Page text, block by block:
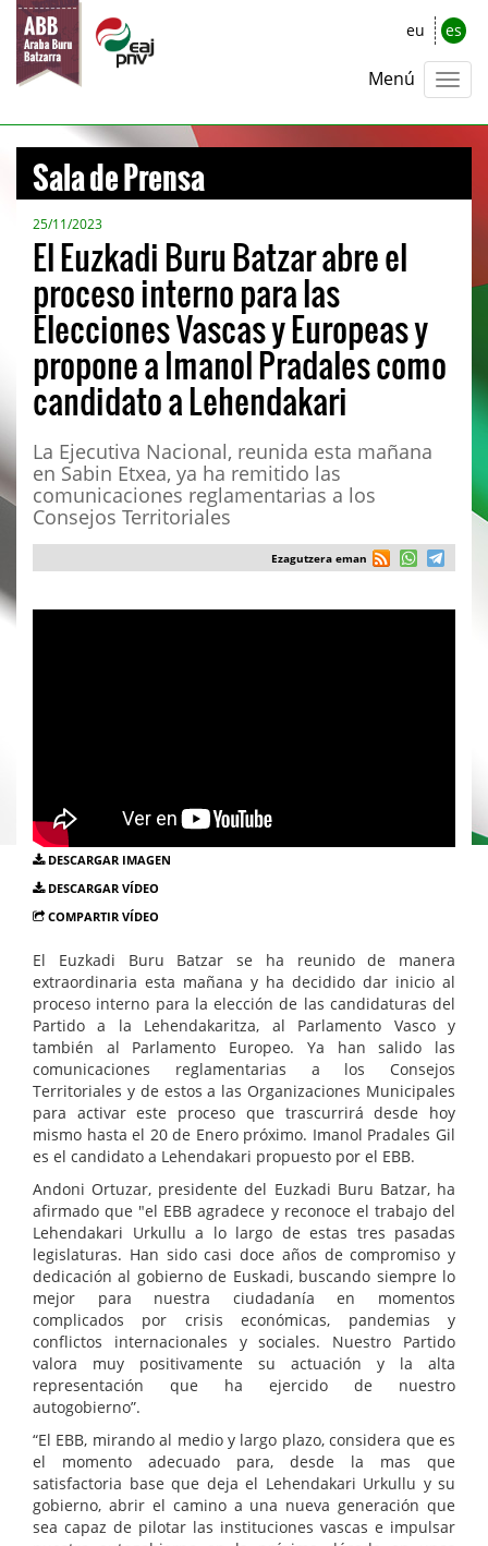
eu es
Menú
Sala de Prensa
25/11/2023
El Euzkadi Buru Batzar abre el
proceso interno para las
Elecciones Vascas y Europeas y
propone a Imanol Pradales como
candidato a Lehendakari
La Ejecutiva Nacional, reunida esta mañana
en Sabin Etxea, ya ha remitido las
comunicaciones reglamentarias a los
Consejos Territoriales
Ezagutzera eman
DESCARGAR IMAGEN
DESCARGAR VÍDEO
COMPARTIR VÍDEO
El Euzkadi Buru Batzar se ha reunido de manera
extraordinaria esta mañana y ha decidido dar inicio al
proceso interno para la elección de las candidaturas del
Partido a la Lehendakaritza, al Parlamento Vasco y
también al Parlamento Europeo. Ya han salido las
comunicaciones reglamentarias a los Consejos
Territoriales y de estos a las Organizaciones Municipales
para activar este proceso que trascurrirá desde hoy
mismo hasta el 20 de Enero próximo. Imanol Pradales Gil
es el candidato a Lehendakari propuesto por el EBB.
Andoni Ortuzar, presidente del Euzkadi Buru Batzar, ha
afirmado que "el EBB agradece y reconoce el trabajo del
Lehendakari Urkullu a lo largo de estas tres pasadas
legislaturas. Han sido casi doce años de compromiso y
dedicación al gobierno de Euskadi, buscando siempre lo
mejor para nuestra ciudadanía en momentos
complicados por crisis económicas, pandemias y
conflictos internacionales y sociales. Nuestro Partido
valora muy positivamente su actuación y la alta
representación que ha ejercido de nuestro
autogobierno”.
“El EBB, mirando al medio y largo plazo, considera que es
el momento adecuado para, desde la mas que
satisfactoria base que deja el Lehendakari Urkullu y su
gobierno, abrir el camino a una nueva generación que
sea capaz de pilotar las instituciones vascas e impulsar